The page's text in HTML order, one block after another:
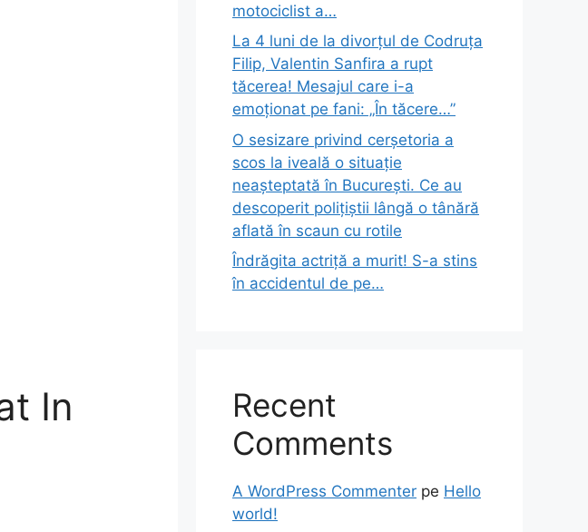
In
motociclist a…
La 4 luni de la divorțul de Codruța
Filip, Valentin Sanfira a rupt
tăcerea! Mesajul care i-a
emoționat pe fani: „În tăcere…”
O sesizare privind cerșetoria a
scos la iveală o situație
neașteptată în București. Ce au
descoperit polițiștii lângă o tânără
aflată în scaun cu rotile
Îndrăgita actriță a murit! S-a stins
în accidentul de pe…
Recent
Comments
A WordPress Commenter pe Hello
world!